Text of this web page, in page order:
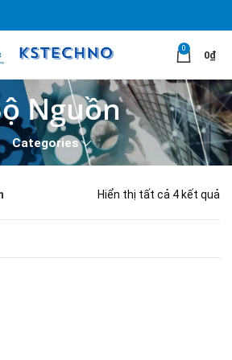
0
0₫
Nguồn
Categories
Hiển thị tất cả 4 kết quả